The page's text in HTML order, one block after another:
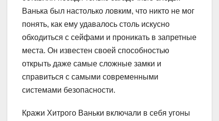
Ванька был настолько ловким, что никто не мог
понять, как ему удавалось столь искусно
обходиться с сейфами и проникать в запретные
места. Он известен своей способностью
открыть даже самые сложные замки и
справиться с самыми современными
системами безопасности.
Кражи Хитрого Ваньки включали в себя угоны